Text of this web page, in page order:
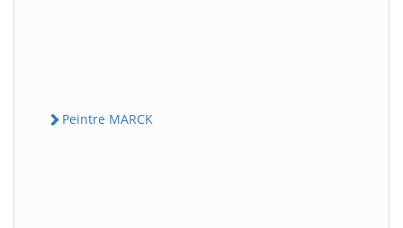
Peintre MARCK